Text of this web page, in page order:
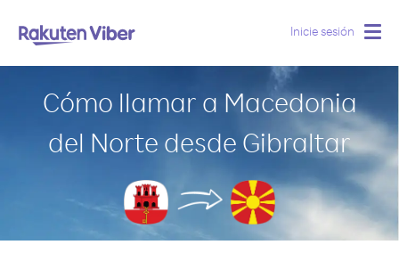
Inicie sesión
Cómo llamar a Macedonia
del Norte desde Gibraltar